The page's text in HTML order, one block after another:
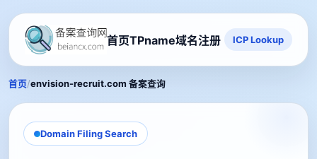
首页TPname域名注册 ICP Lookup
首页/envision-recruit.com 备案查询
Domain Filing Search